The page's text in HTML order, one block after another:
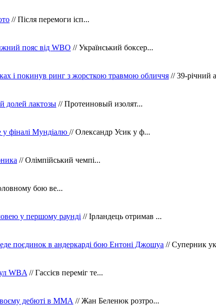
// Після перемоги ісп...
пояс від WBO // Український боксер...
і покинув ринг з жорсткою травмою обличчя // 39-річний
долей лактозы // Протеиновый изолят...
у фіналі Мундіалю // Олександр Усик у ф...
// Олімпійський чемпі...
бою ве...
у першому раунді // Ірландець отримав ...
поєдинок в андеркарді бою Ентоні Джошуа // Суперник
WBA // Гассієв переміг те...
дебюті в ММА // Жан Беленюк розтро...